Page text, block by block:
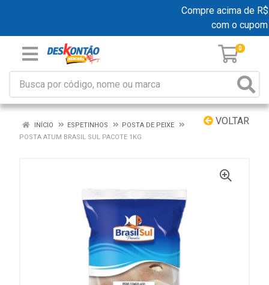
Compre acima de
com o cupom
0
VOLTAR
INÍCIO ESPETINHOS
POSTA DE PEIXE
POSTA ATUM BRASIL SUL PACOTE 1KG